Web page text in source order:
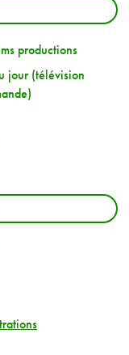
productions
jour (télévision